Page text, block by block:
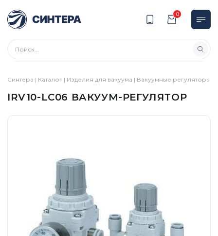
0
Синтера | Каталог | Изделия для вакуума | Вакуумные регуляторы
IRV10-LC06 ВАКУУМ-РЕГУЛЯТОР